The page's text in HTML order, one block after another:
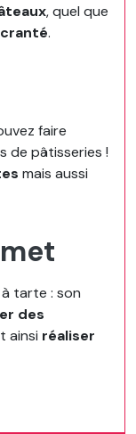
, quel que
.
faire
de pâtisseries !
mais aussi
tarte : son
des
ainsi réaliser